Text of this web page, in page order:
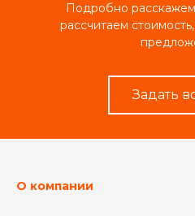
Подробно
рассчитаем
Задать
О компании